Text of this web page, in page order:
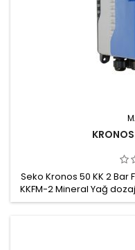
Seko Kronos 50 KK 2 Bar
KKFM-2 Mineral Yağ
@ 3 bar dozaj kapasitesi